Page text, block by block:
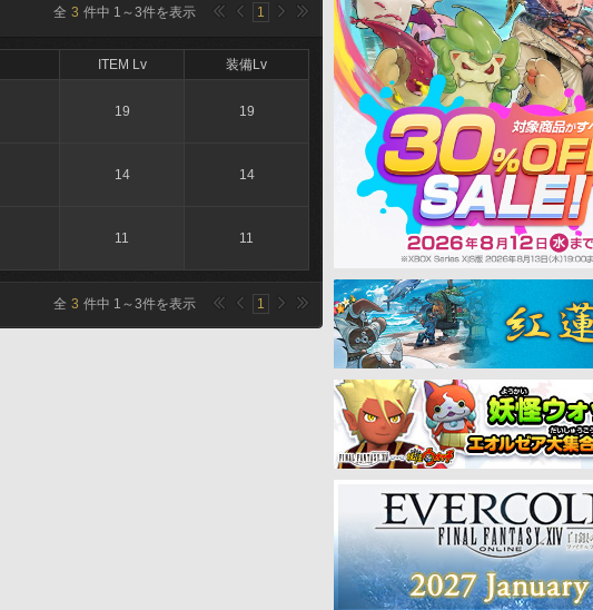
全 3 件中 1 ～3件を表示 1
ITEM Lv 装備Lv
19 19
14 14
11 11
全 3 件中 1 ～3件を表示 1